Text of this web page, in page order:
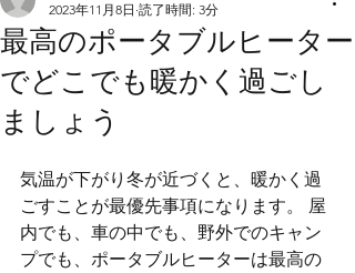
最高のポータブルヒーター
でどこでも暖かく過ごし
ましょう
2023年11月8日 読了時間: 3分
気温が下がり冬が近づくと、暖かく過
ごすことが最優先事項になります。 屋
内でも、車の中でも、野外でのキャン
プでも、ポータブルヒーターは最高の